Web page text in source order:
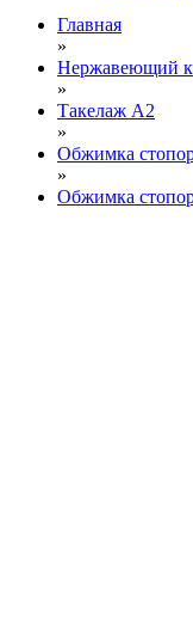
Главная
»
Нержавеющий
»
Такелаж А2
»
Обжимка
»
Обжимка